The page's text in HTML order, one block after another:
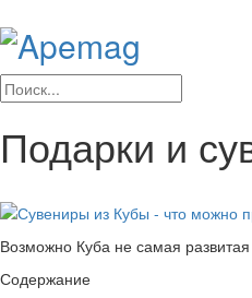
Подарки и
Возможно Куба не самая
Содержание